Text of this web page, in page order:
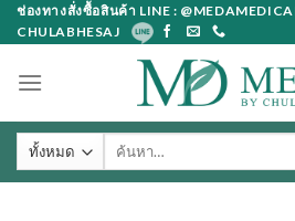
Skip
to
ช่องทางสั่งซื้อสินค้า LINE :
CHULABHESAJ
ค้นหา: